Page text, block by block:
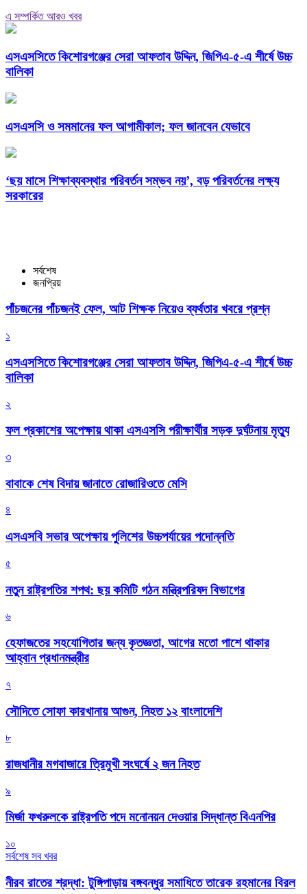
এ সম্পর্কিত আরও খবর
এসএসসিতে কিশোরগঞ্জের সেরা আফতাব উদ্দিন, জিপিএ-৫-এ শীর্ষে উচ্চ
বালিকা
এসএসসি ও সমমানের ফল আগামীকাল; ফল জানবেন যেভাবে
‘ছয় মাসে শিক্ষাব্যবস্থার পরিবর্তন সম্ভব নয়’, বড় পরিবর্তনের লক্ষ্য
সরকারের
সর্বশেষ
জনপ্রিয়
পাঁচজনের পাঁচজনই ফেল, আট শিক্ষক নিয়েও ব্যর্থতার খবরে প্রশ্ন
১
এসএসসিতে কিশোরগঞ্জের সেরা আফতাব উদ্দিন, জিপিএ-৫-এ শীর্ষে উচ্চ
বালিকা
২
ফল প্রকাশের অপেক্ষায় থাকা এসএসসি পরীক্ষার্থীর সড়ক দুর্ঘটনায় মৃত্যু
৩
বাবাকে শেষ বিদায় জানাতে রোজারিওতে মেসি
৪
এসএসবি সভার অপেক্ষায় পুলিশের উচ্চপর্যায়ের পদোন্নতি
৫
নতুন রাষ্ট্রপতির শপথ: ছয় কমিটি গঠন মন্ত্রিপরিষদ বিভাগের
৬
হেফাজতের সহযোগিতার জন্য কৃতজ্ঞতা, আগের মতো পাশে থাকার
আহ্বান প্রধানমন্ত্রীর
৭
সৌদিতে সোফা কারখানায় আগুন, নিহত ১২ বাংলাদেশি
৮
রাজধানীর মগবাজারে ত্রিমুখী সংঘর্ষে ২ জন নিহত
৯
মির্জা ফখরুলকে রাষ্ট্রপতি পদে মনোনয়ন দেওয়ার সিদ্ধান্ত বিএনপির
১০
সর্বশেষ সব খবর
নীরব রাতের শ্রদ্ধা: টুঙ্গিপাড়ায় বঙ্গবন্ধুর সমাধিতে তারেক রহমানের বিরল